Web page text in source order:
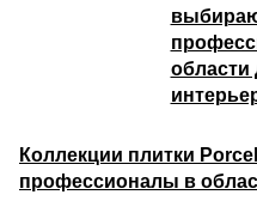
Коллекции плитки
профессионалы в